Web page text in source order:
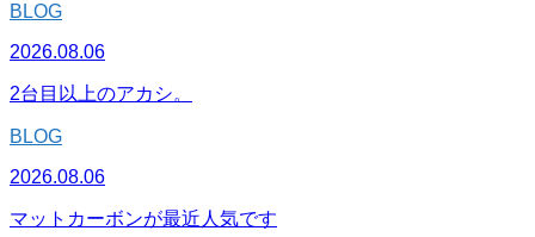
BLOG
2026.08.06
2台目以上のアカシ。
BLOG
2026.08.06
マットカーボンが最近人気です